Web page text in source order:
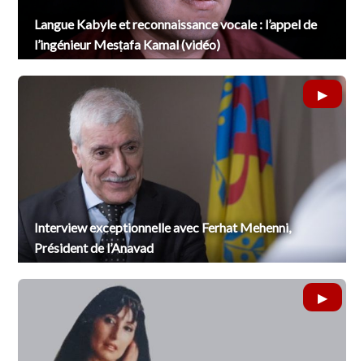
Langue Kabyle et reconnaissance vocale : l’appel de
l’ingénieur Mesṭafa Kamal (vidéo)
Interview exceptionnelle avec Ferhat Mehenni,
Président de l’Anavad